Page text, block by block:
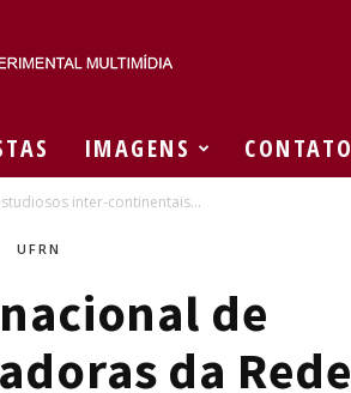
IMAGENS CONTATO
inter-continentais...
UFRN
de
da Rede